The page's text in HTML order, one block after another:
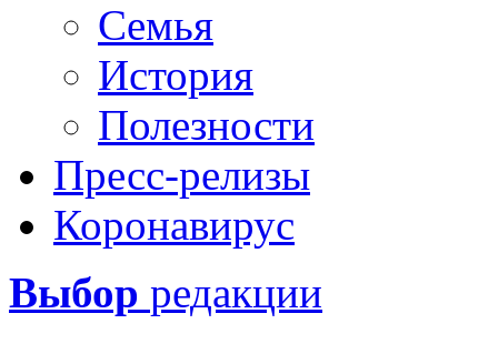
Семья
История
Полезности
Пресс-релизы
Коронавирус
Выбор редакции